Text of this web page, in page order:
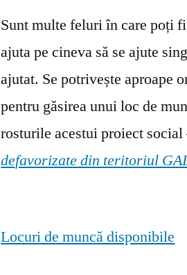
Sunt multe feluri în care poți
ajuta pe cineva să se ajute
ajutat. Se potrivește aproape
pentru găsirea unui loc de
rosturile acestui proiect
defavorizate din teritoriul
Locuri de muncă disponibile